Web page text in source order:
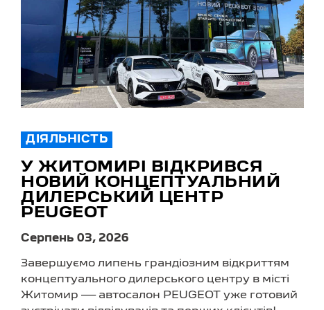
ДІЯЛЬНІСТЬ
У ЖИТОМИРІ ВІДКРИВСЯ
НОВИЙ КОНЦЕПТУАЛЬНИЙ
ДИЛЕРСЬКИЙ ЦЕНТР
PEUGEOT
Серпень 03, 2026
Завершуємо липень грандіозним відкриттям
концептуального дилерського центру в місті
Житомир — автосалон PEUGEOT уже готовий